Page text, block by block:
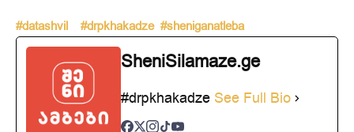
#datashvil #drpkhakadze #sheniganatleba
SheniSilamaze.ge
#drpkhakadze See Full Bio